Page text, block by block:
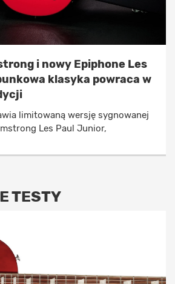
i nowy Epiphone Les
klasyka powraca w
limitowaną wersję sygnowanej
Les Paul Junior,
TESTY